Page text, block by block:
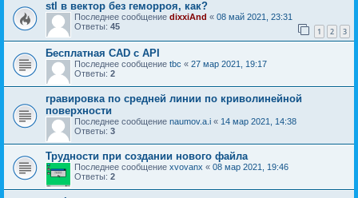
stl в вектор без геморроя, как?
Последнее сообщение dixxiAnd « 08 май 2021, 23:31
Ответы: 45 1 2 3
Бесплатная CAD с API
Последнее сообщение tbc « 27 мар 2021, 19:17
Ответы: 2
гравировка по средней линии по криволинейной
поверхности
Последнее сообщение naumov.a.i « 14 мар 2021, 14:38
Ответы: 3
Трудности при создании нового файла
Последнее сообщение xvovanx « 08 мар 2021, 19:46
Ответы: 2